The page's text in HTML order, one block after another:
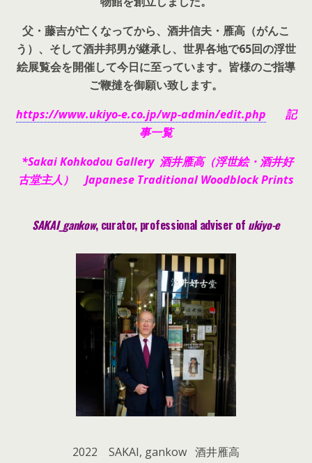
父・藤吉が亡くなってから、酒井信夫・雁高（がんこ
う）、そして酒井邦男が継承し、世界各地で65回の浮世
絵展覧会を開催して今日に至っています。皆様のご指導
ご鞭撻を御願い致します。
https://www.ukiyo-e.co.jp/wp-admin/edit.php 記
事一覧
*Sakai Kohkodou Gallery 酒井雁高（浮世絵・酒井好
古堂主人） Japanese Traditional Woodblock Prints
SAKAI_gankow, curator, professional adviser of ukiyo-e
2022 SAKAI, gankow 酒井雁高